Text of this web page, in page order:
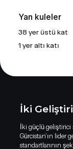
Yan kuleler
1 yer altı katı
38 yer üstü kat
İki güçlü
Gürcistan’ın lider
standartlarının
İki